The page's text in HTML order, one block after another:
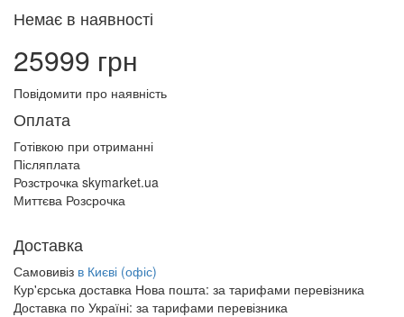
Немає в наявності
25999 грн
Повідомити про наявність
Оплата
Готівкою при отриманні
Післяплата
Розстрочка skymarket.ua
Миттєва Розсрочка
Доставка
Самовивіз в Києві (офіс)
Кур'єрська доставка Нова пошта: за тарифами перевізника
Доставка по Україні: за тарифами перевізника